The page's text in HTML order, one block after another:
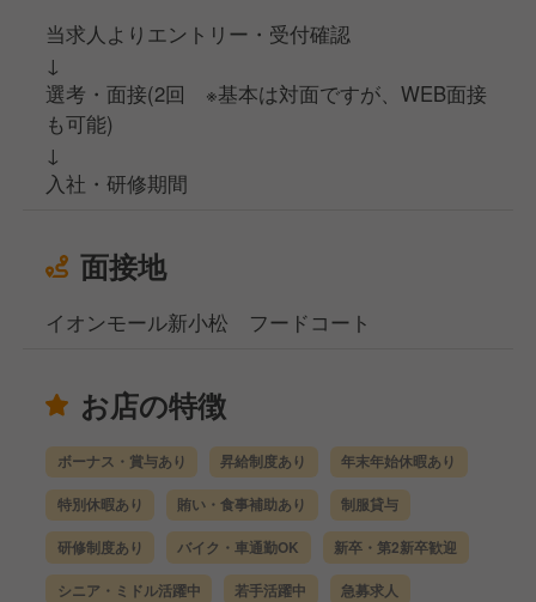
当求人よりエントリー・受付確認
↓
選考・面接(2回 ※基本は対面ですが、WEB面接
も可能)
↓
入社・研修期間
面接地
イオンモール新小松 フードコート
お店の特徴
ボーナス・賞与あり 昇給制度あり 年末年始休暇あり
特別休暇あり 賄い・食事補助あり 制服貸与
研修制度あり バイク・車通勤OK 新卒・第2新卒歓迎
シニア・ミドル活躍中 若手活躍中 急募求人